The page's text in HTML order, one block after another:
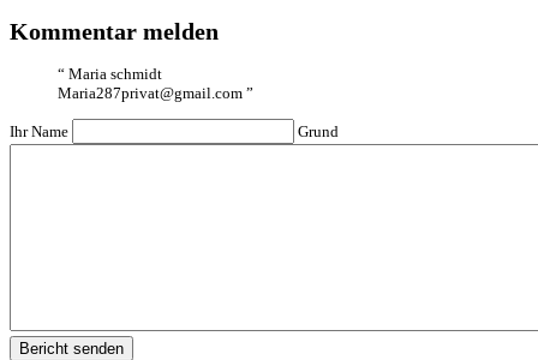
Kommentar melden
“ Maria schmidt
Maria287privat@gmail.com ”
Ihr Name Grund
Bericht senden